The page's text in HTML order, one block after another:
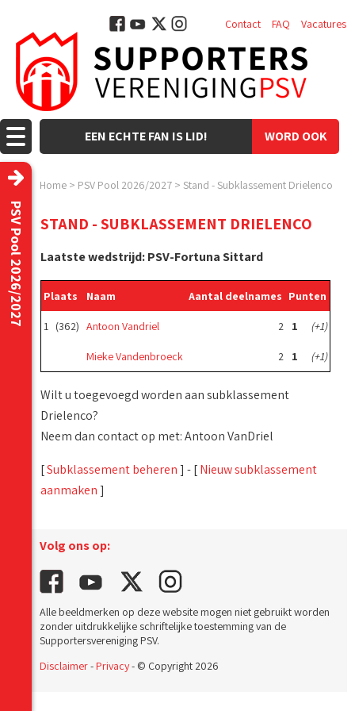
WORD OOK
EEN ECHTE FAN IS LID!
Contact FAQ Vacatures
Home > PSV Pool 2026/2027 > Stand - Subklassement Drielenco
PSV Pool 2026/2027 STAND - SUBKLASSEMENT DRIELENCO
Laatste wedstrijd: PSV-Fortuna Sittard
Plaats Naam Aantal deelnames Punten
1 (362) Antoon Vandriel 2 1 (+1)
Mieke Vandenbroeck 2 1 (+1)
Wilt u toegevoegd worden aan subklassement
Drielenco?
Neem dan contact op met: Antoon VanDriel
[Subklassement beheren ] - [Nieuw subklassement
aanmaken ]
Volg ons op:
Alle beeldmerken op deze website mogen niet gebruikt worden
zonder uitdrukkelijke schriftelijke toestemming van de
Supportersvereniging PSV.
Disclaimer-Privacy- © Copyright 2026